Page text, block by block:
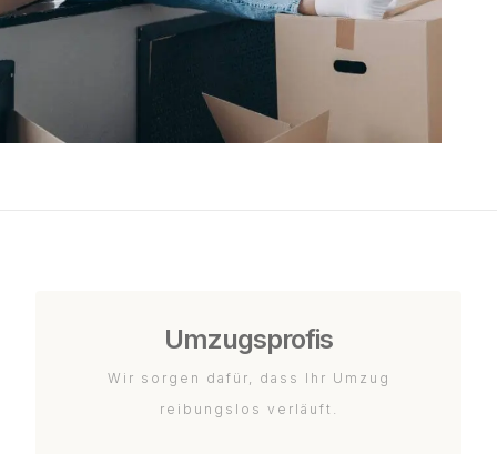
Umzugsprofis
Wir sorgen dafür, dass Ihr Umzug
reibungslos verläuft.